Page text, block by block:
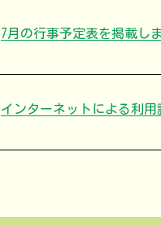
7月の行事予定表を掲載し
インターネットによる利